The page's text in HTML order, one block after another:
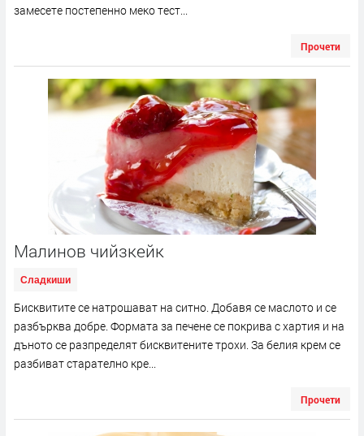
замесете постепенно меко тест...
Прочети
Малинов чийзкейк
Сладкиши
Бисквитите се натрошават на ситно. Добавя се маслото и се
разбърква добре. Формата за печене се покрива с хартия и на
дъното се разпределят бисквитените трохи. За белия крем се
разбиват старателно кре...
Прочети